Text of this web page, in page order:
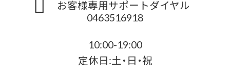
お客様専用サポートダイヤル
0463516918
10:00-19:00
定休日:土・日・祝